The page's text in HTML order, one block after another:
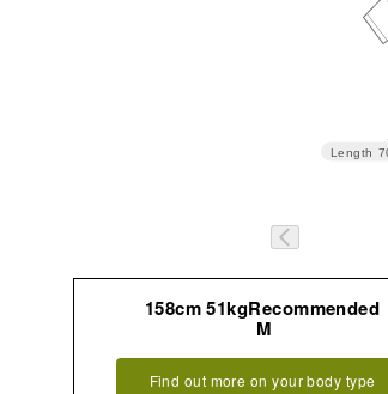
詳細はこちら
Length
158cm 51kgRecommended
M
Find out more on your body type